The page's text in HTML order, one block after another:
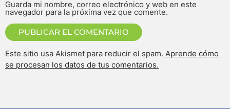
Guarda mi nombre, correo electrónico y web en este
navegador para la próxima vez que comente.
Este sitio usa Akismet para reducir el spam. Aprende cómo
se procesan los datos de tus comentarios.